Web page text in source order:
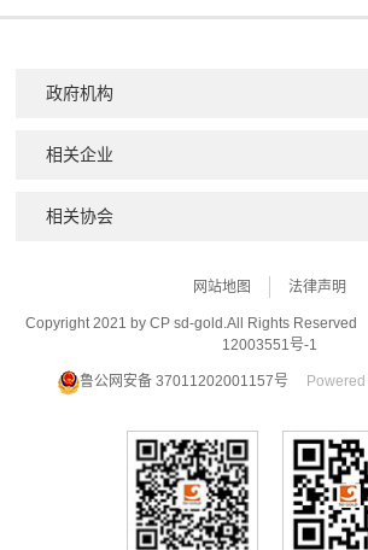
网站地图 法律声明
Copyright 2021 by CP sd-gold.All Rights Reserved
12003551号-1
鲁公网安备 37011202001157号